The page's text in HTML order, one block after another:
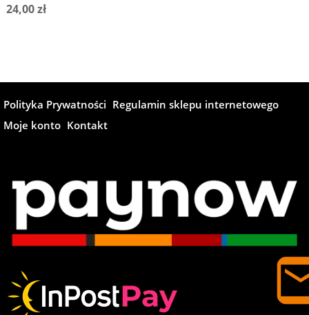
24,00zł
Polityka Prywatności Regulamin sklepu internetowego
Moje konto Kontakt